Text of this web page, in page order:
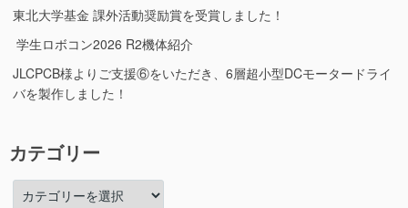
績
計
算
す
る
東北大学基金 課外活動奨励賞を受賞しました！
学生ロボコン2026 R2機体紹介
JLCPCB様よりご支援⑥をいただき、6層超小型DCモータードライ
バを製作しました！
カテゴリー